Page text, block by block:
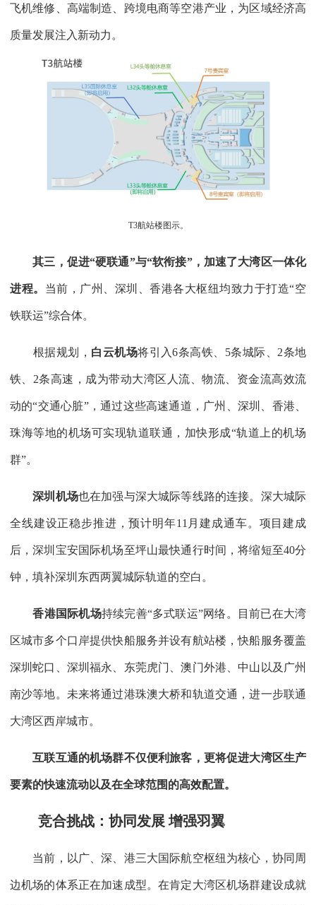
飞机维修、高端制造、跨境电商等空港产业，为区域经济高
质量发展注入新动力。
T3航站楼图示。
其三，促进“硬联通”与“软衔接”，加速了大湾区一体化
进程。 当前，广州、深圳、香港各大枢纽均致力于打造“空
铁联运”综合体。
根据规划， 白云机场将引入6条高铁、5条城际、2条地
铁、2条高速，成为带动大湾区人流、物流、资金流高效流
动的“交通心脏”，通过这些高速通道，广州、深圳、香港、
珠海等地的机场可实现轨道联通，加快形成“轨道上的机场
群”。
深圳机场也在加强与深大城际等线路的连接。深大城际
全线建设正稳步推进，预计明年11月建成通车。项目建成
后，深圳宝安国际机场至坪山最快通行时间，将缩短至40分
钟，填补深圳东西两翼城际轨道的空白。
香港国际机场持续完善“多式联运”网络。目前已在大湾
区城市多个口岸提供快船服务并设有航站楼，快船服务覆盖
深圳蛇口、深圳福永、东莞虎门、澳门外港、中山以及广州
南沙等地。未来将通过港珠澳大桥和轨道交通，进一步联通
大湾区西岸城市。
互联互通的机场群不仅便利旅客，更将促进大湾区生产
要素的快速流动以及在全球范围的高效配置。
竞合挑战：协同发展 增强羽翼
当前，以广、深、港三大国际航空枢纽为核心，协同周
边机场的体系正在加速成型。在肯定大湾区机场群建设成就